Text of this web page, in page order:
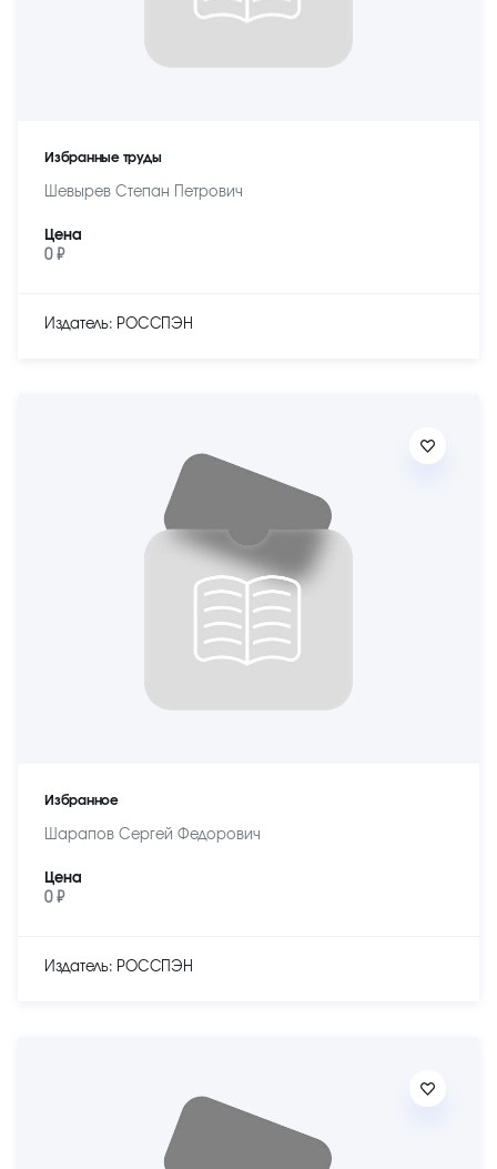
Избранные труды
Шевырев Степан Петрович
Цена
0 ₽
Издатель: РОССПЭН
Избранное
Шарапов Сергей Федорович
Цена
0 ₽
Издатель: РОССПЭН